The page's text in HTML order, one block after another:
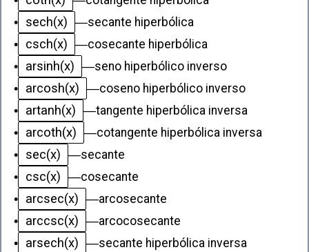
•
sech(x) —secante hiperbólica
•
csch(x) —cosecante hiperbólica
•
arsinh(x) —seno hiperbólico inverso
•
arcosh(x) —coseno hiperbólico inverso
•
artanh(x) —tangente hiperbólica inversa
•
arcoth(x) —cotangente hiperbólica inversa
•
sec(x) —secante
•
csc(x) —cosecante
•
arcsec(x) —arcosecante
•
arccsc(x) —arcocosecante
•
arsech(x) —secante hiperbólica inversa